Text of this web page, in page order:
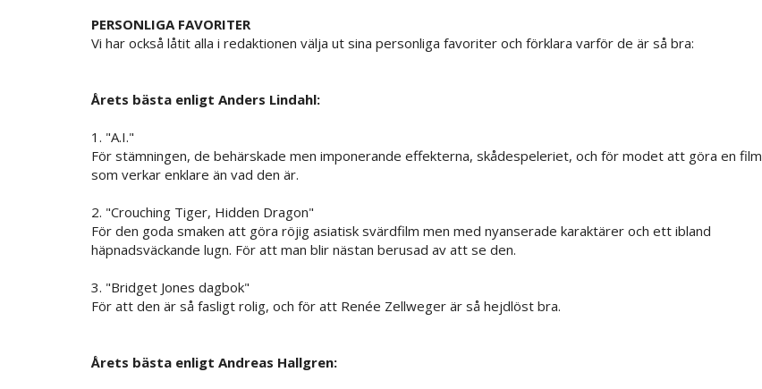
PERSONLIGA FAVORITER
Vi har också låtit alla i redaktionen välja ut sina personliga favoriter och förklara varför de är så bra:
Årets bästa enligt Anders Lindahl:
1. "A.I."
För stämningen, de behärskade men imponerande effekterna, skådespeleriet, och för modet att göra en film
som verkar enklare än vad den är.
2. "Crouching Tiger, Hidden Dragon"
För den goda smaken att göra röjig asiatisk svärdfilm men med nyanserade karaktärer och ett ibland
häpnadsväckande lugn. För att man blir nästan berusad av att se den.
3. "Bridget Jones dagbok"
För att den är så fasligt rolig, och för att Renée Zellweger är så hejdlöst bra.
Årets bästa enligt Andreas Hallgren: